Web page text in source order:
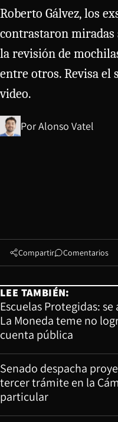
Roberto Gálvez, los
contrastaron miradas
la revisión de
entre otros. Revisa el
video.
PorAlonso Vatel
Compartir Comentarios
LEE TAMBIÉN:
Escuelas Protegidas:
La Moneda teme no
cuenta pública
Senado despacha
tercer trámite en la
particular